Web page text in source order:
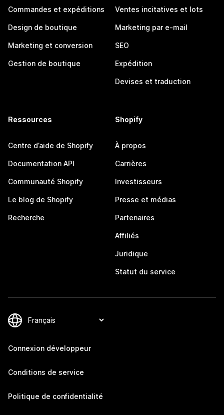
Commandes et expéditions
Design de boutique
Marketing et conversion
Gestion de boutique
Ventes incitatives et lots
Marketing par e-mail
SEO
Expédition
Devises et traduction
Ressources
Centre d’aide de Shopify
Documentation API
Communauté Shopify
Le blog de Shopify
Recherche
Shopify
À propos
Carrières
Investisseurs
Presse et médias
Partenaires
Affiliés
Juridique
Statut du service
Connexion développeur
Conditions de service
Politique de confidentialité